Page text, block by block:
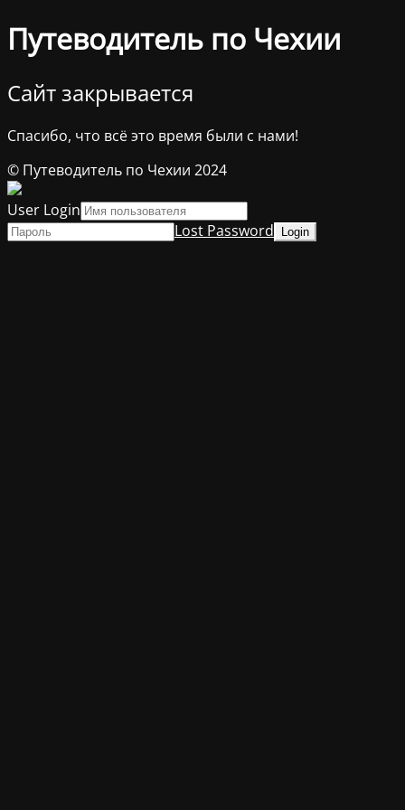
Путеводитель по Чехии
Сайт закрывается
Спасибо, что всё это время были с нами!
© Путеводитель по Чехии 2024
User Login
Lost Password